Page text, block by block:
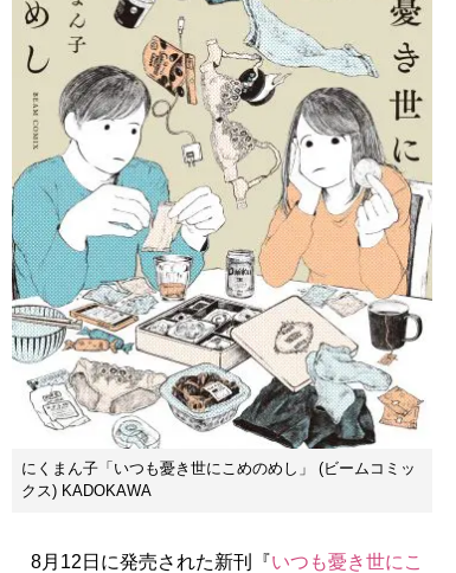
にくまん子「いつも憂き世にこめのめし」 (ビームコミッ
クス) KADOKAWA
8月12日に発売された新刊『いつも憂き世にこ